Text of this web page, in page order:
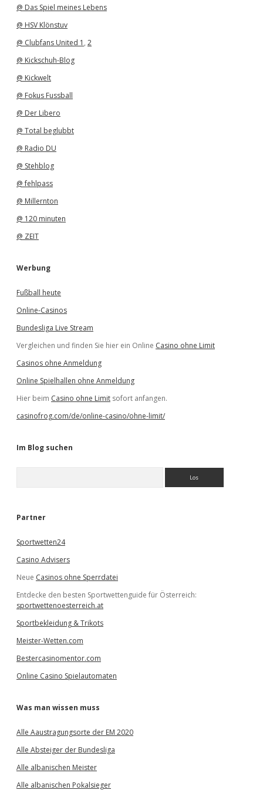
@ Das Spiel meines Lebens
@ HSV Klönstuv
@ Clubfans United 1 , 2
@ Kickschuh-Blog
@ Kickwelt
@ Fokus Fussball
@ Der Libero
@ Total beglubbt
@ Radio DU
@ Stehblog
@ fehlpass
@ Millernton
@ 120 minuten
@ ZEIT
Werbung
Fußball heute
Online-Casinos
Bundesliga Live Stream
Vergleichen und finden Sie hier ein Online Casino ohne Limit
Casinos ohne Anmeldung
Online Spielhallen ohne Anmeldung
Hier beim Casino ohne Limit sofort anfangen.
casinofrog.com/de/online-casino/ohne-limit/
Im Blog suchen
e
Partner
Sportwetten24
Casino Advisers
Neue Casinos ohne Sperrdatei
Entdecke den besten Sportwettenguide für Österreich:
sportwettenoesterreich.at
Sportbekleidung & Trikots
Meister-Wetten.com
Bestercasinomentor.com
Online Casino Spielautomaten
Was man wissen muss
Alle Aaustragungsorte der EM 2020
Alle Absteiger der Bundesliga
Alle albanischen Meister
Alle albanischen Pokalsieger